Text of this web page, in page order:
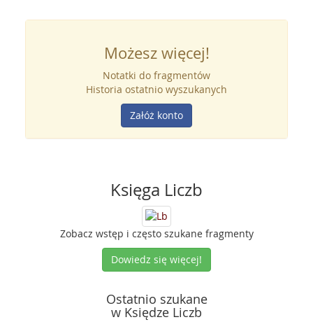
Możesz więcej!
Notatki do fragmentów
Historia ostatnio wyszukanych
Załóż konto
Księga Liczb
Zobacz wstęp i często szukane fragmenty
Dowiedz się więcej!
Ostatnio szukane
w Księdze Liczb